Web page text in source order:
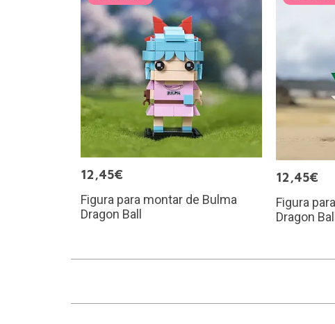
12,45€
Figura para montar de Bulma
Dragon Ball
12,45€
Figura
Dragon